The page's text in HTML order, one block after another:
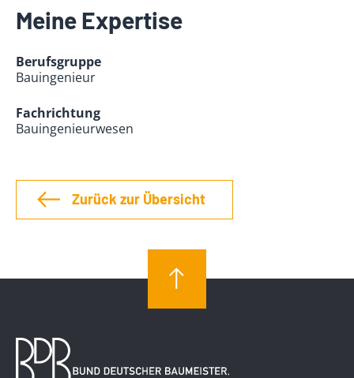
Meine Expertise
Berufsgruppe
Bauingenieur
Fachrichtung
Bauingenieurwesen
Zurück zur Übersicht